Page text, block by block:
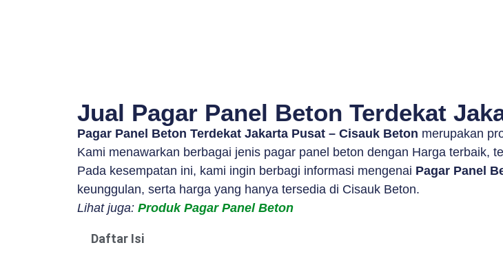
Jual Pagar Panel Beton Terdekat
Pagar Panel Beton Terdekat Jakarta Pusat – Cisauk Beton merupakan
Kami menawarkan berbagai jenis pagar panel beton dengan Harga terbaik,
Pada kesempatan ini, kami ingin berbagi informasi mengenai Pagar Panel
keunggulan, serta harga yang hanya tersedia di Cisauk Beton.
Lihat juga: Produk Pagar Panel Beton
Daftar Isi